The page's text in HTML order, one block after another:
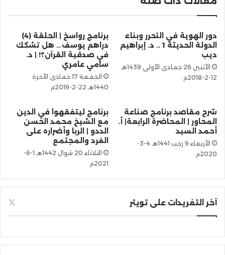
دور الهوية في التحرر وبناء
الدولة الحديثة 1 .. د. إبراهيم
ديب
الأثنين 26 جمادى الأولى 1439هـ
12-2-2018م
برنامج رواسخ | الحلقة (4)
دراهم يوسف… هل تشكك
في صدقية القرآن؟! | د.
سامي عامري
الجمعة 17 جمادى الآخرة
1440هـ 22-2-2019م
شرح مقاصد برنامج صناعة
المحاور | المحاضرة الرابعة| أ.
أحمد السيد
الأربعاء 9 رجب 1441هـ 4-3-
2020م
برنامج ليتفقهوا في الدين
مع الشيخ محمد الحسن
الددو | الربا وأضراره على
الفرد والمجتمع
الثلاثاء 20 شوال 1442هـ 1-6-
2021م
آخر التغريدات على تويتر